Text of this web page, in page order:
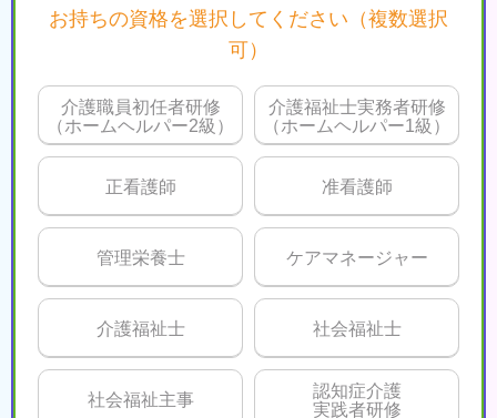
お持ちの資格を選択してください（複数選択
可）
介護職員初任者研修
（ホームヘルパー2級）
介護福祉士実務者研修
（ホームヘルパー1級）
正看護師 准看護師
管理栄養士 ケアマネージャー
介護福祉士 社会福祉士
社会福祉主事
認知症介護
実践者研修